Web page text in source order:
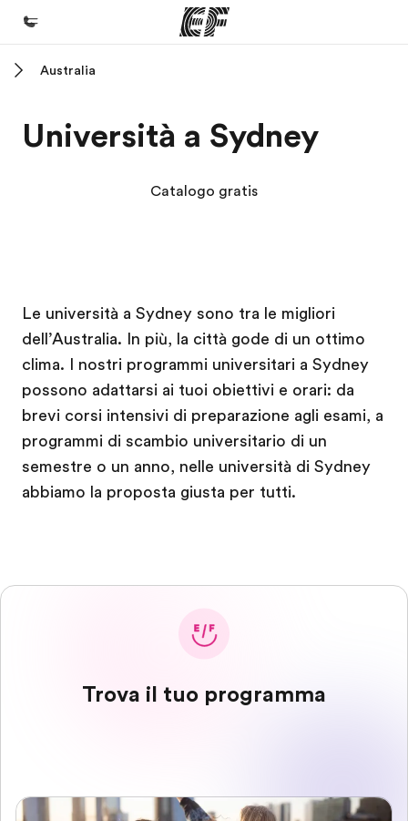
Programmi
La nostra organizzazione
Carriera
Australia
Università a Sydney
Catalogo gratis
Le università a Sydney sono tra le migliori
dell’Australia. In più, la città gode di un ottimo
clima. I nostri programmi universitari a Sydney
possono adattarsi ai tuoi obiettivi e orari: da
brevi corsi intensivi di preparazione agli esami, a
programmi di scambio universitario di un
semestre o un anno, nelle università di Sydney
abbiamo la proposta giusta per tutti.
Trova il tuo programma